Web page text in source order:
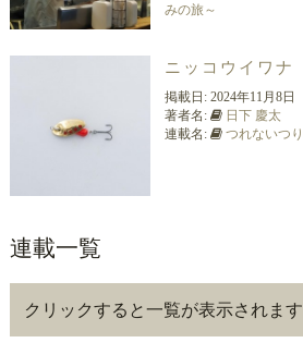
みの旅～
ニッコウイワナ
掲載日: 2024年11月8日
著者名:
日下 慶太
連載名:
つれないつり
連載一覧
クリックすると一覧が表示されます